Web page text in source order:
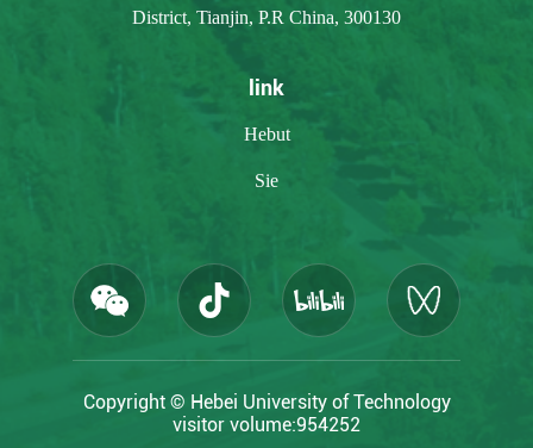
District, Tianjin, P.R China, 300130
link
Hebut
Sie
Copyright © Hebei University of Technology
visitor volume:954252